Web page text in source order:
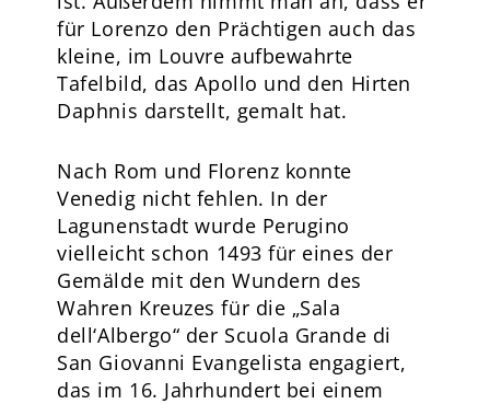
für Lorenzo den Prächtigen auch das
kleine, im Louvre aufbewahrte
Tafelbild, das Apollo und den Hirten
Daphnis darstellt, gemalt hat.
Nach Rom und Florenz konnte
Venedig nicht fehlen. In der
Lagunenstadt wurde Perugino
vielleicht schon 1493 für eines der
Gemälde mit den Wundern des
Wahren Kreuzes für die „Sala
dell‘Albergo“ der Scuola Grande di
San Giovanni Evangelista engagiert,
das im 16. Jahrhundert bei einem